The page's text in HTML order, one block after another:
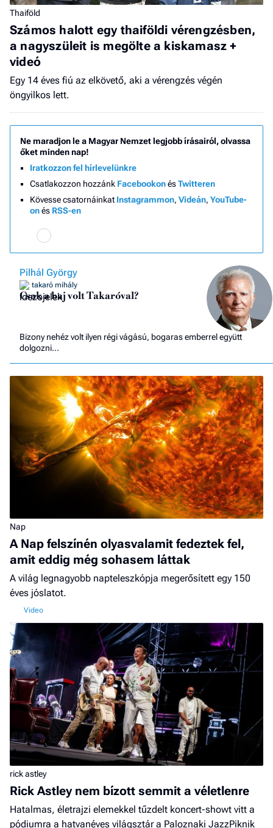
Thaiföld
Számos halott egy thaiföldi vérengzésben,
a nagyszüleit is megölte a kiskamasz +
videó
Egy 14 éves fiú az elkövető, aki a vérengzés végén
öngyilkos lett.
Ne maradjon le a Magyar Nemzet legjobb írásairól, olvassa
őket minden nap!
Iratkozzon fel hírlevelünkre
Csatlakozzon hozzánk FacebookonésTwitteren
Kövesse csatornáinkat Instagrammon, Videán, YouTube-
onés RSS-en
Pilhál György
takaró mihály
Csak a baj volt Takaróval?
Bizony nehéz volt ilyen régi vágású, bogaras emberrel együtt
dolgozni…
Nap
A Nap felszínén olyasvalamit fedeztek fel,
amit eddig még sohasem láttak
A világ legnagyobb napteleszkópja megerősített egy 150
éves jóslatot.
rick astley
Rick Astley nem bízott semmit a véletlenre
Hatalmas, életrajzi elemekkel tűzdelt koncert-showt vitt a
pódiumra a hatvanéves világsztár a Paloznaki JazzPiknik